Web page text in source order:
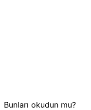
Bunları okudun mu?